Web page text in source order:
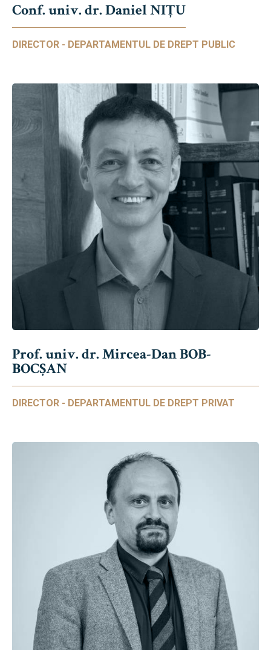
Conf. univ. dr. Daniel NIŢU
DIRECTOR - DEPARTAMENTUL DE DREPT PUBLIC
Prof. univ. dr. Mircea-Dan BOB-
BOCȘAN
DIRECTOR - DEPARTAMENTUL DE DREPT PRIVAT